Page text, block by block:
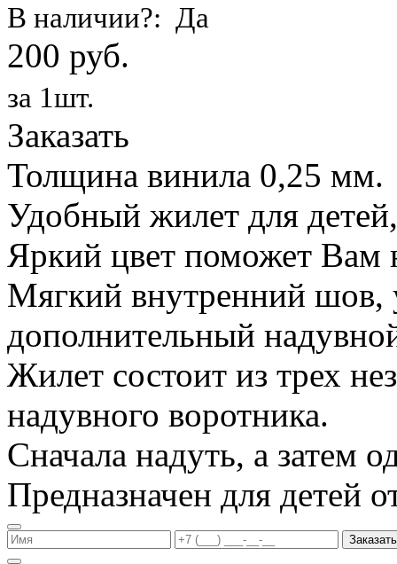
В наличии?: Да
200 руб.
за 1шт.
Заказать
Толщина винила 0,25 мм.
Удобный жилет для
Яркий цвет поможет Вам
Мягкий внутренний шов,
дополнительный
Жилет состоит из трех
надувного воротника.
Сначала надуть, а затем
Предназначен для детей
Заказать